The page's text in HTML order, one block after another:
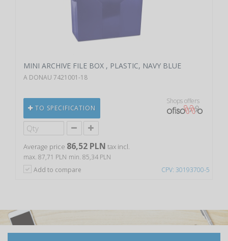
CPV: 30193700-5
MINI ARCHIVE FILE BOX , PLASTIC, NAVY BLUE
A DONAU 7421001-18
TO SPECIFICATION
Shops offers
Average price 86,52 PLN tax incl.
max. 87,71 PLN min. 85,34 PLN
Add to compare